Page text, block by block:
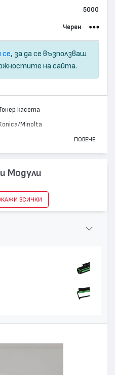
5000
Черен
се, за да се възползваш
на сайта.
касета
Minolta
5000
ПОВЕЧЕ
Модули
ВСИЧКИ